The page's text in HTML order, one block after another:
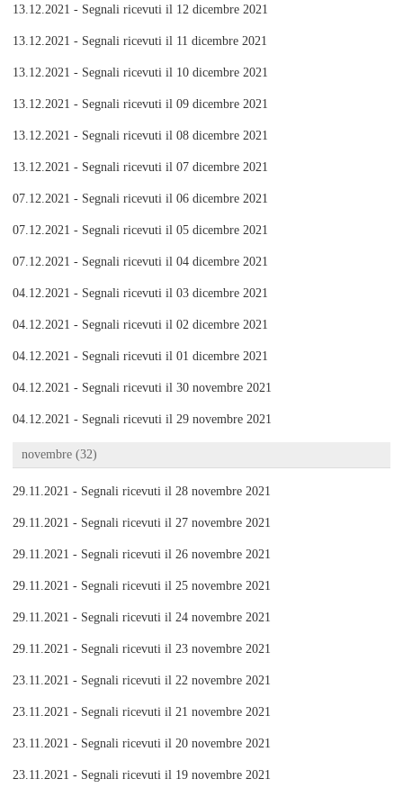
13.12.2021 - Segnali ricevuti il 12 dicembre 2021
13.12.2021 - Segnali ricevuti il 11 dicembre 2021
13.12.2021 - Segnali ricevuti il 10 dicembre 2021
13.12.2021 - Segnali ricevuti il 09 dicembre 2021
13.12.2021 - Segnali ricevuti il 08 dicembre 2021
13.12.2021 - Segnali ricevuti il 07 dicembre 2021
07.12.2021 - Segnali ricevuti il 06 dicembre 2021
07.12.2021 - Segnali ricevuti il 05 dicembre 2021
07.12.2021 - Segnali ricevuti il 04 dicembre 2021
04.12.2021 - Segnali ricevuti il 03 dicembre 2021
04.12.2021 - Segnali ricevuti il 02 dicembre 2021
04.12.2021 - Segnali ricevuti il 01 dicembre 2021
04.12.2021 - Segnali ricevuti il 30 novembre 2021
04.12.2021 - Segnali ricevuti il 29 novembre 2021
novembre (32)
29.11.2021 - Segnali ricevuti il 28 novembre 2021
29.11.2021 - Segnali ricevuti il 27 novembre 2021
29.11.2021 - Segnali ricevuti il 26 novembre 2021
29.11.2021 - Segnali ricevuti il 25 novembre 2021
29.11.2021 - Segnali ricevuti il 24 novembre 2021
29.11.2021 - Segnali ricevuti il 23 novembre 2021
23.11.2021 - Segnali ricevuti il 22 novembre 2021
23.11.2021 - Segnali ricevuti il 21 novembre 2021
23.11.2021 - Segnali ricevuti il 20 novembre 2021
23.11.2021 - Segnali ricevuti il 19 novembre 2021